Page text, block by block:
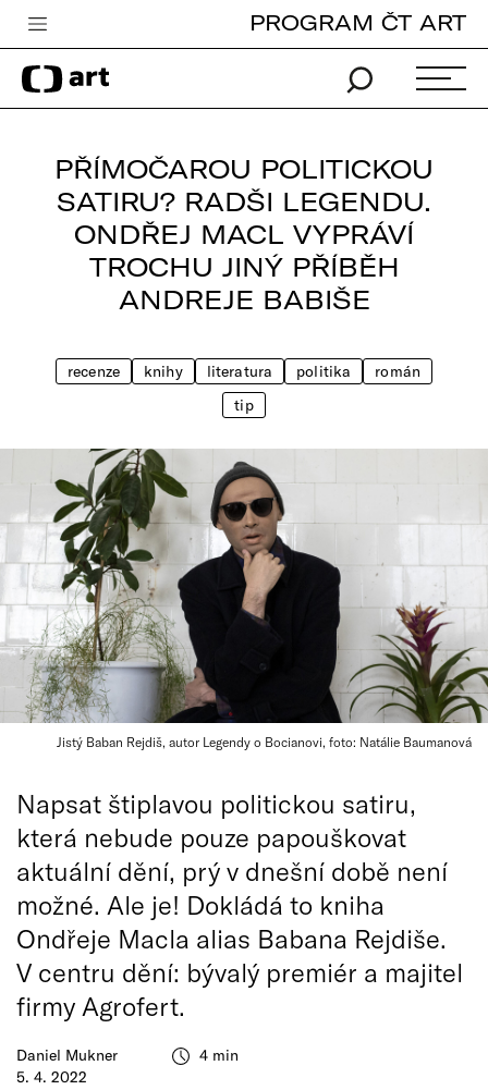
Česká televize
Zpravodajství
iVysílání
TV program
Vše o ČT
PROGRAM ČT ART
PŘÍMOČAROU POLITICKOU
SATIRU? RADŠI LEGENDU.
ONDŘEJ MACL VYPRÁVÍ
TROCHU JINÝ PŘÍBĚH
ANDREJE BABIŠE
recenze knihy literatura politika
román
tip
Jistý Baban Rejdiš, autor Legendy o Bocianovi, foto: Natálie Baumanová
Daniel Mukner
5. 4. 2022
4 min
Napsat štiplavou politickou satiru,
která nebude pouze papouškovat
aktuální dění, prý v dnešní době není
možné. Ale je! Dokládá to kniha
Ondřeje Macla alias Babana Rejdiše.
V centru dění: bývalý premiér a majitel
firmy Agrofert.